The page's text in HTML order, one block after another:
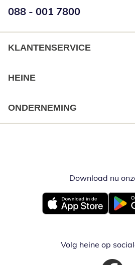
Telefoonnummer:
088 - 001 7800
KLANTENSERVICE
HEINE
ONDERNEMING
Download nu
Opent in nieuw venster
Opent
Volg heine op